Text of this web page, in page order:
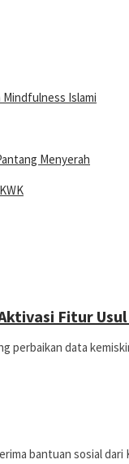
Mindfulness Islami
Menyerah
Fitur Usul
perbaikan data
bantuan sosial